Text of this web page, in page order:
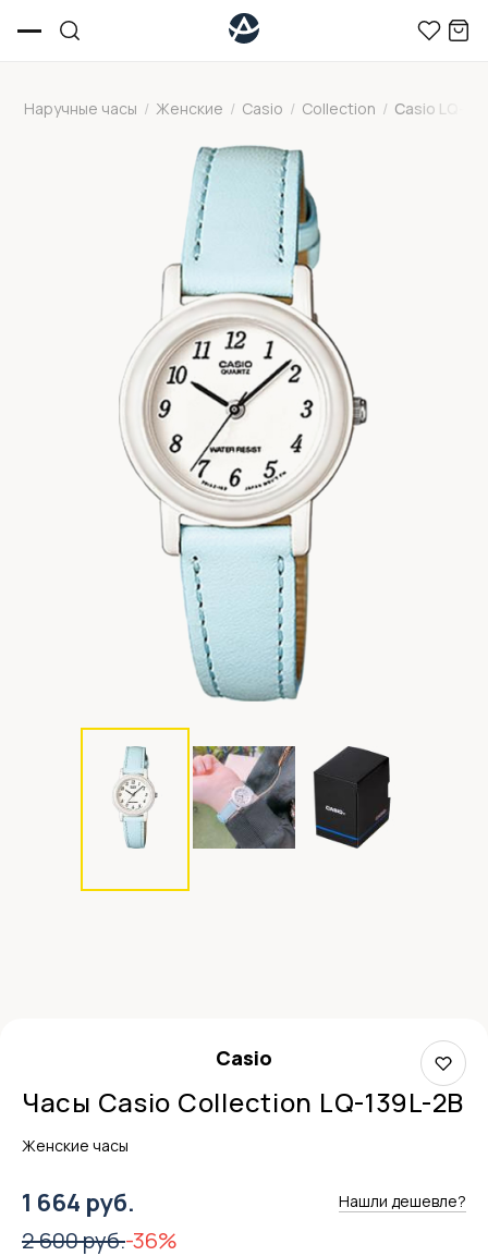
Наручные часы / Женские / Casio / Collection / Casio LQ-
Casio
Часы Casio Collection LQ-139L-2B
Женские часы
1 664 руб. Нашли дешевле?
2 600 руб.-36%